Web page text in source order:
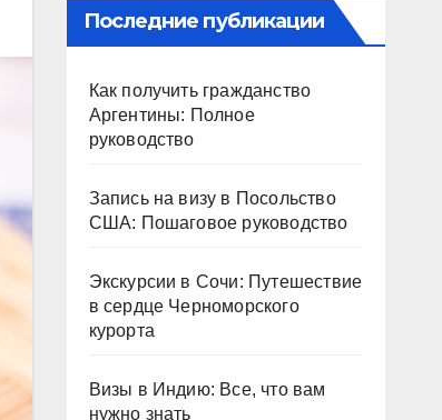
Последние публикации
Как получить гражданство
Аргентины: Полное
руководство
Запись на визу в Посольство
США: Пошаговое руководство
Экскурсии в Сочи: Путешествие
в сердце Черноморского
курорта
Визы в Индию: Все, что вам
нужно знать